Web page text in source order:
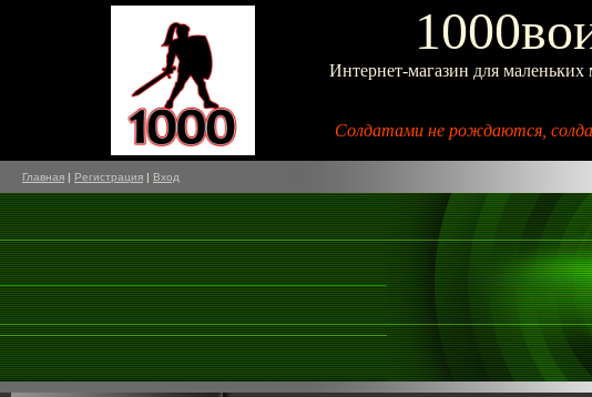
Интернет-магазин для
Солдатами не рождаются,
Главная | Регистрация | Вход